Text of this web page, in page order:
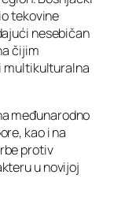
tekovine
nesebičan
čijim
multikulturalna
međunarodno
kao i na
protiv
u novijoj